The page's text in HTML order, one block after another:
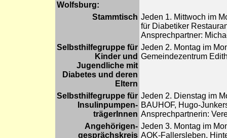
Wolfsburg:
Stammtisch Jeden 1. Mittwoch im
für Diabetiker
Ansprechpartner:
Selbsthilfegruppe für
Kinder und
Jugendliche mit
Diabetes und deren
Eltern
Jeden 2. Montag im
Gemeindezentrum
Selbsthilfegruppe für
Insulinpumpen-
trägerInnen
Jeden 2. Dienstag im
BAUHOF, Hugo-
Ansprechpartnerin:
Angehörigen-
gesprächskreis
Jeden 3. Montag im
AOK-Fallersleben,